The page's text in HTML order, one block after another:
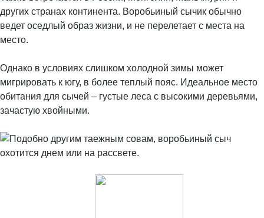
других странах континента. Воробьиный сычик обычно
ведет оседлый образ жизни, и не перелетает с места на
место.
Однако в условиях слишком холодной зимы может
мигрировать к югу, в более теплый пояс. Идеальное место
обитания для сычей – густые леса с высокими деревьями,
зачастую хвойными.